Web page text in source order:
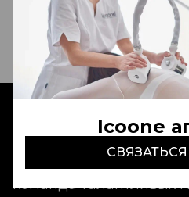
Icoone
Записаться
Aldo Coppola Tashkent
команда талантливых